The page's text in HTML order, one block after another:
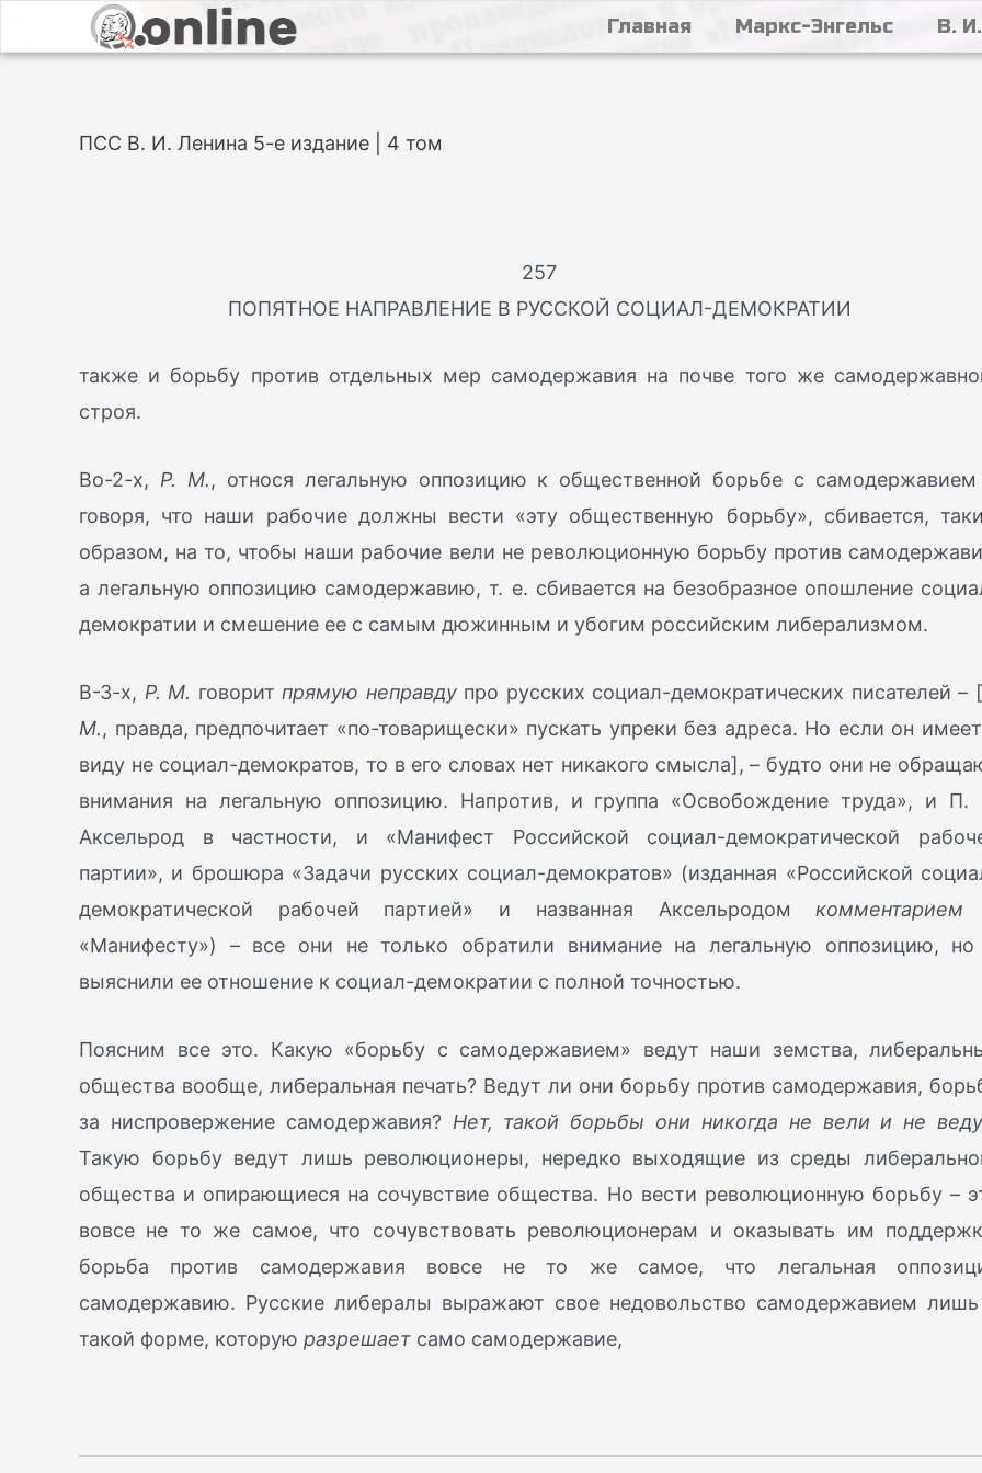
Главная Маркс-Энгельс В.
ПСС В. И. Ленина 5-е издание | 4 том
257
ПОПЯТНОЕ НАПРАВЛЕНИЕ В РУССКОЙ СОЦИАЛ-ДЕМОКРАТИИ
также и борьбу против отдельных мер самодержавия на почве того же
строя.
Во-2-х, Р. М., относя легальную оппозицию к общественной борьбе с
говоря, что наши рабочие должны вести «эту общественную борьбу», сбивается,
образом, на то, чтобы наши рабочие вели не революционную борьбу против
а легальную оппозицию самодержавию, т. е. сбивается на безобразное опошление
демократии и смешение ее с самым дюжинным и убогим российским либерализмом.
В-З-х, Р. М. говоритпрямую неправдупро русских социал-демократических писателей – [
М., правда, предпочитает «по-товарищески» пускать упреки без адреса. Но если он
виду не социал-демократов, то в его словах нет никакого смысла], – будто они не
внимания на легальную оппозицию. Напротив, и группа «Освобождение труда», и П.
Аксельрод в частности, и «Манифест Российской социал-демократической
партии», и брошюра «Задачи русских социал-демократов» (изданная «Российской
демократической рабочей партией» и названная Аксельродомкомментарием
«Манифесту») – все они не только обратили внимание на легальную оппозицию,
выяснили ее отношение к социал-демократии с полной точностью.
Поясним все это. Какую «борьбу с самодержавием» ведут наши земства,
общества вообще, либеральная печать? Ведут ли они борьбу против самодержавия,
за ниспровержение самодержавия? Нет, такой борьбы они никогда не вели и не
Такую борьбу ведут лишь революционеры, нередко выходящие из среды
общества и опирающиеся на сочувствие общества. Но вести революционную борьбу –
вовсе не то же самое, что сочувствовать революционерам и оказывать им
борьба против самодержавия вовсе не то же самое, что легальная
самодержавию. Русские либералы выражают свое недовольство самодержавием
такой форме, которую разрешает само самодержавие,